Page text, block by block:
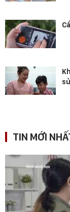
TIN MỚI